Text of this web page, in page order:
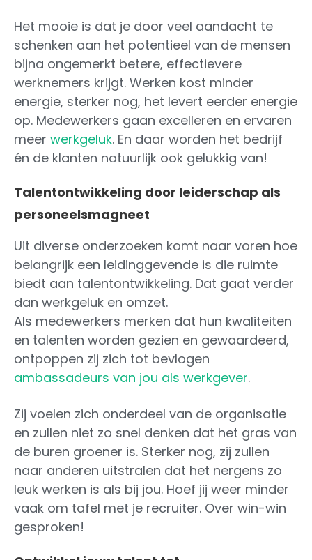
Het mooie is dat je door veel aandacht te
schenken aan het potentieel van de mensen
bijna ongemerkt betere, effectievere
werknemers krijgt. Werken kost minder
energie, sterker nog, het levert eerder energie
op. Medewerkers gaan excelleren en ervaren
meer werkgeluk. En daar worden het bedrijf
én de klanten natuurlijk ook gelukkig van!
Talentontwikkeling door leiderschap als
personeelsmagneet
Uit diverse onderzoeken komt naar voren hoe
belangrijk een leidinggevende is die ruimte
biedt aan talentontwikkeling. Dat gaat verder
dan werkgeluk en omzet.
Als medewerkers merken dat hun kwaliteiten
en talenten worden gezien en gewaardeerd,
ontpoppen zij zich tot bevlogen
ambassadeurs van jou als werkgever.
Zij voelen zich onderdeel van de organisatie
en zullen niet zo snel denken dat het gras van
de buren groener is. Sterker nog, zij zullen
naar anderen uitstralen dat het nergens zo
leuk werken is als bij jou. Hoef jij weer minder
vaak om tafel met je recruiter. Over win-win
gesproken!